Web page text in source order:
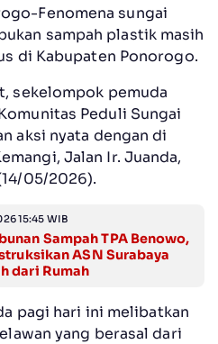
Fenomena sungai
sampah plastik masih
di Kabupaten Ponorogo.
sekelompok pemuda
Peduli Sungai
aksi nyata dengan di
Jalan Ir. Juanda,
05/2026).
15:45 WIB
Sampah TPA Benowo,
ASN Surabaya
dari Rumah
pagi hari ini melibatkan
yang berasal dari